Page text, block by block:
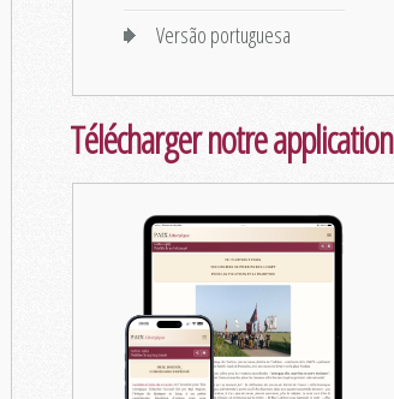
Versão portuguesa
Télécharger notre application